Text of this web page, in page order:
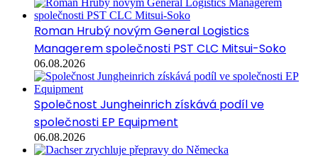
Roman Hrubý novým General Logistics
Managerem společnosti PST CLC Mitsui-Soko
06.08.2026
Společnost Jungheinrich získává podíl ve
společnosti EP Equipment
06.08.2026